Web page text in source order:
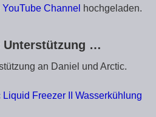
Channel hochgeladen.
Unterstützung …
an Daniel und Arctic.
Freezer II Wasserkühlung